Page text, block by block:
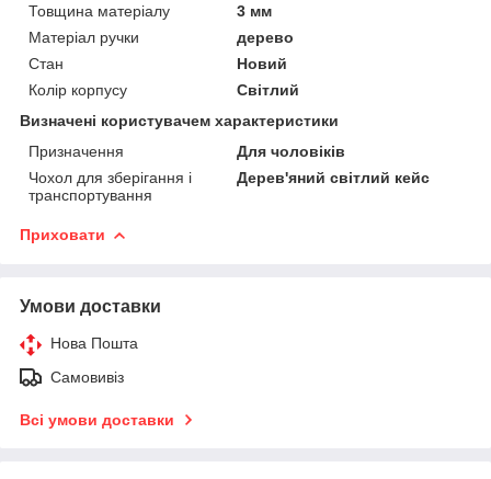
Товщина матеріалу
3 мм
Матеріал ручки
дерево
Стан
Новий
Колір корпусу
Світлий
Визначені користувачем характеристики
Призначення
Для чоловіків
Чохол для зберігання і
транспортування
Дерев'яний світлий кейс
Приховати
Умови доставки
Нова Пошта
Самовивіз
Всі умови доставки